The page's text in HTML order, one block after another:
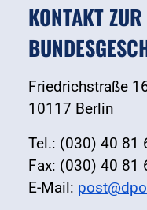
KONTAKT ZUR
Friedrichstraße
10117 Berlin
Tel.: (030) 40 81
Fax: (030) 40 81
E-Mail: